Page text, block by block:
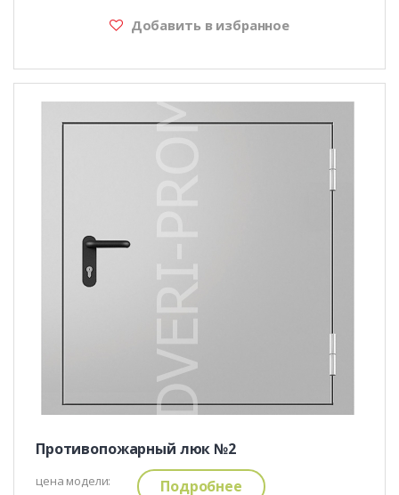
Добавить в избранное
Противопожарный люк №2
цена модели: Подробнее